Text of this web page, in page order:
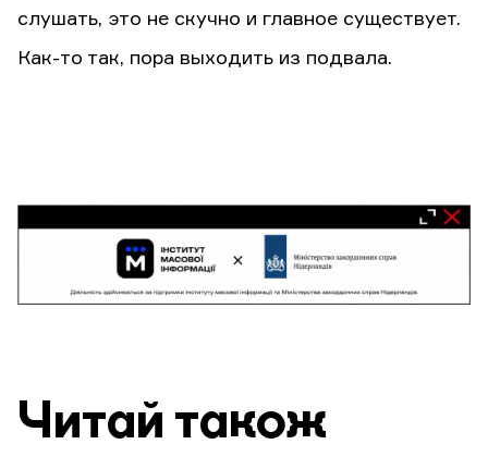
слушать, это не скучно и главное существует.
Как-то так, пора выходить из подвала.
Читай також